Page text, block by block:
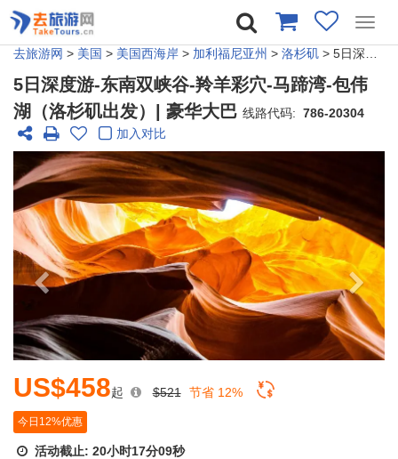
去旅游网 > 美国 > 美国西海岸 > 加利福尼亚州 > 洛杉矶 > 5日深度游-东南双峡谷-羚羊彩穴-马蹄湾-包伟湖（洛杉矶出发）| 豪华大巴
5日深度游-东南双峡谷-羚羊彩穴-马蹄湾-包伟
湖（洛杉矶出发）| 豪华大巴 线路代码: 786-20304
加入对比
US$458起 $521 节省 12%
今日12%优惠
活动截止: 20小时17分06秒